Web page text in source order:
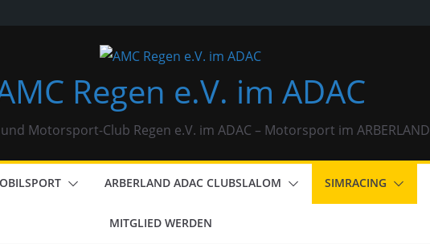
Regen e.V. im ADAC
Motorsport-Club Regen e.V. im ADAC – Motorsport im ARBERLAND
ARBERLAND ADAC CLUBSLALOM SIMRACING
MITGLIED WERDEN